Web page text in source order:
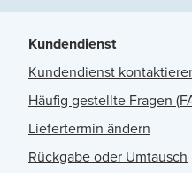
Kundendienst
Kundendienst
Häufig gestellte Fragen
Liefertermin ändern
Rückgabe oder Umtausch